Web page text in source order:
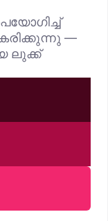
—
ലുക്ക്